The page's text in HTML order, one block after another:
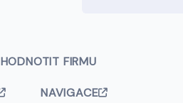
HODNOTIT FIRMU
NAVIGACE